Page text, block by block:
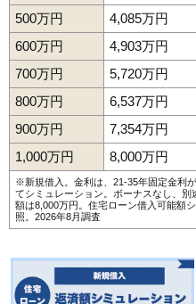
500万円
4,085万円
600万円
4,903万円
700万円
5,720万円
800万円
6,537万円
900万円
7,354万円
1,000万円
8,000万円
※新規借入。金利は、21-35年固定金利
てシミュレーション。ボーナスなし、
額は8,000万円。 住宅ローン借入可能額
照。2026年8月調査